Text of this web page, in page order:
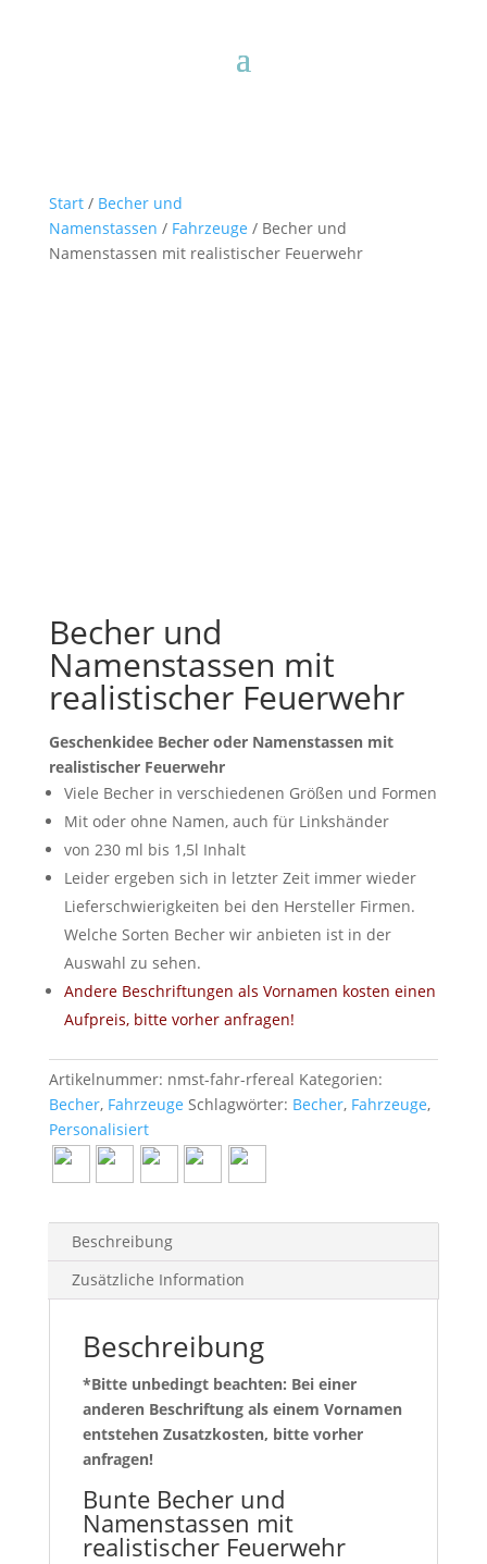
Start/ Becher und
Namenstassen / Fahrzeuge / Becher und
Namenstassen mit realistischer Feuerwehr
Becher und
Namenstassen mit
realistischer Feuerwehr
Geschenkidee Becher oder Namenstassen mit
realistischer Feuerwehr
Viele Becher in verschiedenen Größen und Formen
Mit oder ohne Namen, auch für Linkshänder
von 230 ml bis 1,5l Inhalt
Leider ergeben sich in letzter Zeit immer wieder
Lieferschwierigkeiten bei den Hersteller Firmen.
Welche Sorten Becher wir anbieten ist in der
Auswahl zu sehen.
Andere Beschriftungen als Vornamen kosten einen
Aufpreis, bitte vorher anfragen!
Artikelnummer: nmst-fahr-rfereal Kategorien:
Becher, Fahrzeuge Schlagwörter: Becher, Fahrzeuge,
Personalisiert
Beschreibung
Zusätzliche Information
Beschreibung
*Bitte unbedingt beachten: Bei einer
anderen Beschriftung als einem Vornamen
entstehen Zusatzkosten, bitte vorher
anfragen!
Bunte Becher und
Namenstassen mit
realistischer Feuerwehr